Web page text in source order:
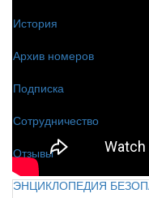
История
Архив номеров
Подписка
Сотрудничество
Отзывы
ЭНЦИКЛОПЕДИЯ